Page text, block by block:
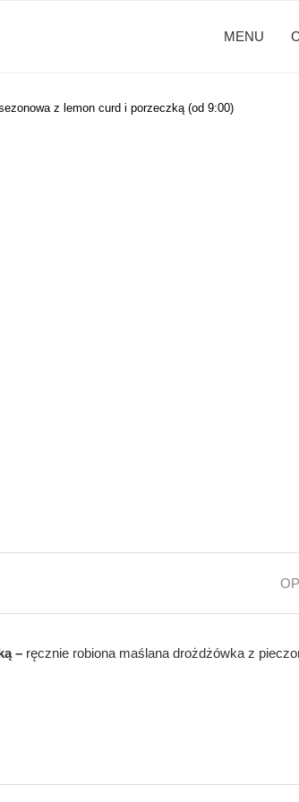
MENU
z lemon curd i porzeczką (od 9:00)
– ręcznie robiona maślana drożdżówka z